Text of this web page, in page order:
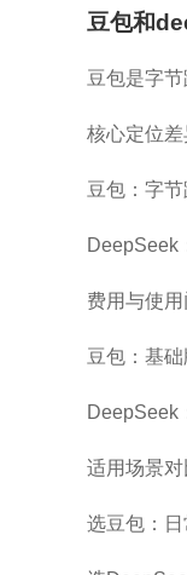
豆包和
豆包是字
核心定位差
豆包：字
DeepSeek
费用与使
豆包：基
DeepSeek
适用场景对
选豆包：